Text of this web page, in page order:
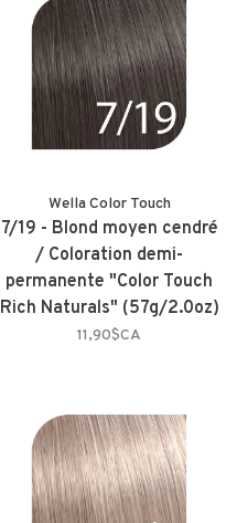
Wella Color Touch
7/19 - Blond moyen cendré
/ Coloration demi-
permanente "Color Touch
Rich Naturals" (57g/2.0oz)
11,90$CA